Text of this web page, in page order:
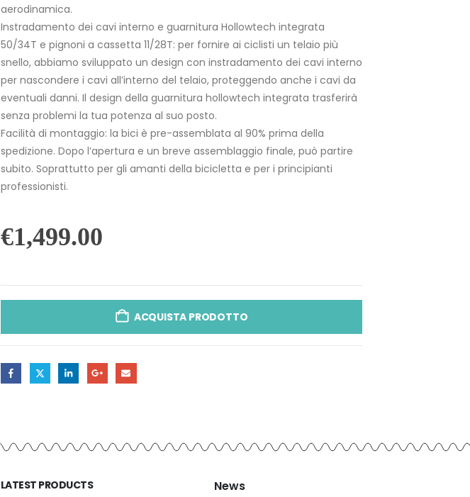
aerodinamica.
Instradamento dei cavi interno e guarnitura Hollowtech integrata
50/34T e pignoni a cassetta 11/28T: per fornire ai ciclisti un telaio più
snello, abbiamo sviluppato un design con instradamento dei cavi interno
per nascondere i cavi all’interno del telaio, proteggendo anche i cavi da
eventuali danni. Il design della guarnitura hollowtech integrata trasferirà
senza problemi la tua potenza al suo posto.
Facilità di montaggio: la bici è pre-assemblata al 90% prima della
spedizione. Dopo l’apertura e un breve assemblaggio finale, può partire
subito. Soprattutto per gli amanti della bicicletta e per i principianti
professionisti.
€1,499.00
ACQUISTA PRODOTTO
LATEST PRODUCTS News